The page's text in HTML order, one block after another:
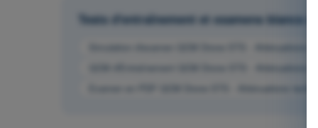
Tests d'entraînement et examens blancs
Simulation d'examen QCM Drone STS - Atténuations
QCM d'Entraînement QCM Drone STS - Atténuations